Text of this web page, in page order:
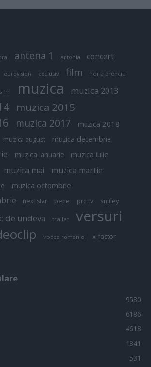
antena 1 antonia concert
eurovision exclusiv film horia brenciu
fm muzica muzica 2013
muzica 2015
muzica 2017 muzica 2018
muzica august muzica decembrie
muzica ianuarie muzica iulie
muzica mai muzica martie
muzica octombrie
next star pepe pro tv smiley
de undeva trailer versuri
vocea romaniei x factor
9580
6186
4618
1341
531